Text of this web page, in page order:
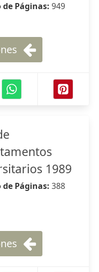
Páginas: 949
1989
Páginas: 388